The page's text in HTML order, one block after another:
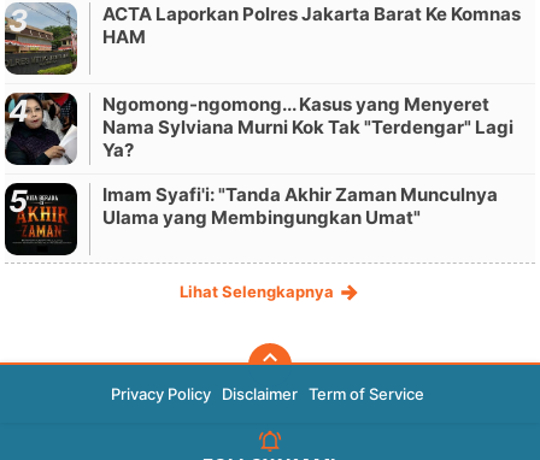
ACTA Laporkan Polres Jakarta Barat Ke Komnas
HAM
Ngomong-ngomong... Kasus yang Menyeret
Nama Sylviana Murni Kok Tak "Terdengar" Lagi
Ya?
Imam Syafi'i: "Tanda Akhir Zaman Munculnya
Ulama yang Membingungkan Umat"
Lihat Selengkapnya
Privacy Policy Disclaimer Term of Service